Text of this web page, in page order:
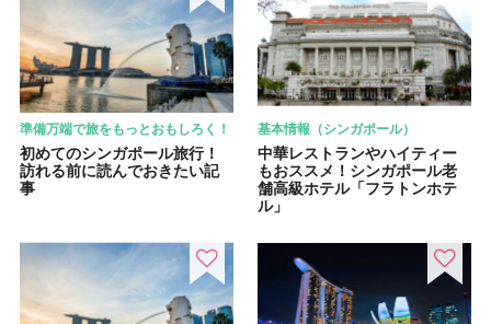
準備万端で旅をもっとおもしろく！
初めてのシンガポール旅行！
訪れる前に読んでおきたい記
事
基本情報（シンガポール）
中華レストランやハイティー
もおススメ！シンガポール老
舗高級ホテル「フラトンホテ
ル」